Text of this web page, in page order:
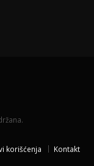
korišćenja Kontakt